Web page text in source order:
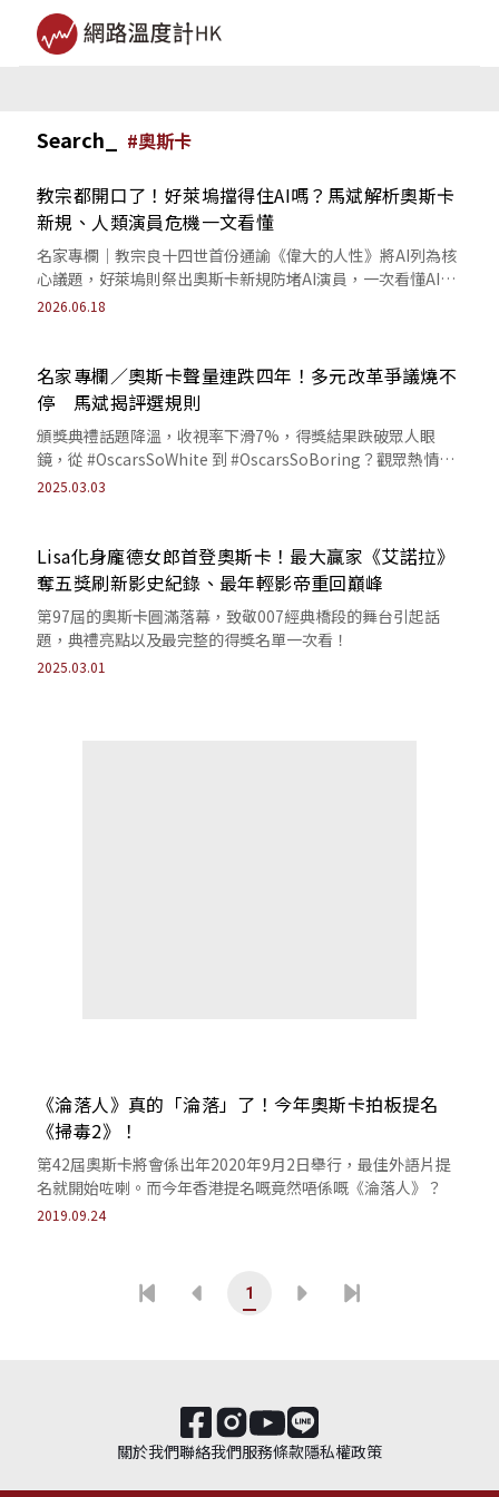
Search_ #奧斯卡
教宗都開口了！好萊塢擋得住AI嗎？馬斌解析奧斯卡
新規、人類演員危機一文看懂
名家專欄｜教宗良十四世首份通諭《偉大的人性》將AI列為核
心議題，好萊塢則祭出奧斯卡新規防堵AI演員，一次看懂AI如
何改變影視產業與人類未來。
2026.06.18
名家專欄／奧斯卡聲量連跌四年！多元改革爭議燒不
停 馬斌揭評選規則
頒獎典禮話題降溫，收視率下滑7%，得獎結果跌破眾人眼
鏡，從 #OscarsSoWhite 到 #OscarsSoBoring？觀眾熱情還
在嗎？
2025.03.03
Lisa化身龐德女郎首登奧斯卡！最大贏家《艾諾拉》
奪五獎刷新影史紀錄、最年輕影帝重回巔峰
第97屆的奧斯卡圓滿落幕，致敬007經典橋段的舞台引起話
題，典禮亮點以及最完整的得獎名單一次看！
2025.03.01
《淪落人》真的「淪落」了！今年奧斯卡拍板提名
《掃毒2》！
第42屆奧斯卡將會係出年2020年9月2日舉行，最佳外語片提
名就開始咗喇。而今年香港提名嘅竟然唔係嘅《淪落人》？
2019.09.24
1
關於我們聯絡我們服務條款隱私權政策